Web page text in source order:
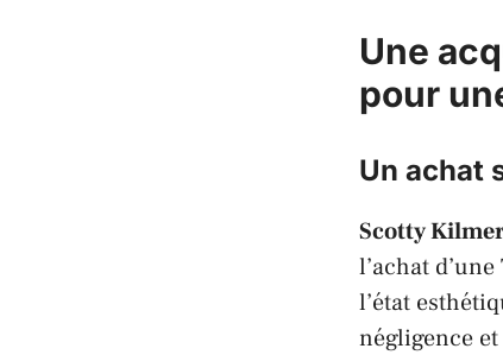
Une
pour
Un achat
Scotty
l’achat d’une
l’état
négligence